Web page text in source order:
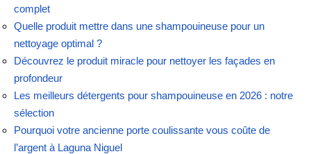
complet
Quelle produit mettre dans une shampouineuse pour un
nettoyage optimal ?
Découvrez le produit miracle pour nettoyer les façades en
profondeur
Les meilleurs détergents pour shampouineuse en 2026 : notre
sélection
Pourquoi votre ancienne porte coulissante vous coûte de
l’argent à Laguna Niguel